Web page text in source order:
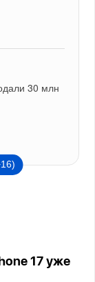
30 млн
17 уже